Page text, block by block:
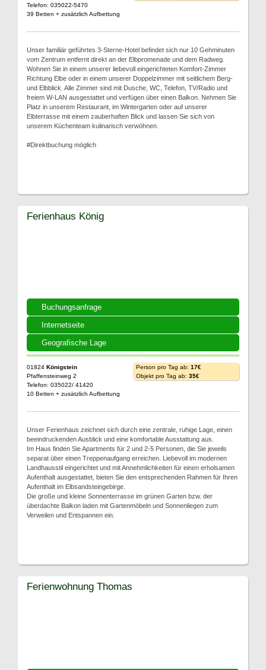
Telefon: 035022-5470
39 Betten + zusätzlich Aufbettung
Unser familiär geführtes 3-Sterne-Hotel befindet sich nur 10 Gehminuten
vom Zentrum entfernt direkt an der Elbpromenade und dem Radweg.
Wohnen Sie in einem unserer liebevoll eingerichteten Komfort-Zimmer
Richtung Elbe oder in einem unserer Doppelzimmer mit seitlichem Berg-
und Elbblick. Alle Zimmer sind mit Dusche, WC, Telefon, TV/Radio und
freiem W-LAN ausgestattet und verfügen über einen Balkon. Nehmen Sie
Platz in unserem Restaurant, im Wintergarten oder auf unserer
Elbterrasse mit einem zauberhaften Blick und lassen Sie sich von
unserem Küchenteam kulinarisch verwöhnen.
#Direktbuchung möglich
Buchungsanfrage
Internetseite
Geografische Lage
Ferienhaus König
01824 Königstein
Pfaffensteinweg 2
Telefon: 035022/ 41420
10 Betten + zusätzlich Aufbettung
Person pro Tag ab: 17€
Objekt pro Tag ab: 35€
Unser Ferienhaus zeichnet sich durch eine zentrale, ruhige Lage, einen
beeindruckenden Ausblick und eine komfortable Ausstattung aus.
Im Haus finden Sie Apartments für 2 und 2-5 Personen, die Sie jeweils
separat über einen Treppenaufgang erreichen. Liebevoll im modernen
Landhausstil eingerichtet und mit Annehmlichkeiten für einen erholsamen
Aufenthalt ausgestattet, bieten Sie den entsprechenden Rahmen für Ihren
Aufenthalt im Elbsandsteingebirge.
Die große und kleine Sonnenterrasse im grünen Garten bzw. der
überdachte Balkon laden mit Gartenmöbeln und Sonnenliegen zum
Verweilen und Entspannen ein.
Ferienwohnung Thomas